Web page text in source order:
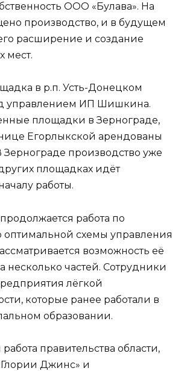
ООО «Булава». На
производство, и в будущем
расширение и создание
мест.
в р.п. Усть-Донецком
управлением ИП Шишкина.
площадки в Зернограде,
Егорлыкской арендованы
Зернограде производство уже
площадках идёт
работы.
работа по
схемы управления
возможность её
несколько частей. Сотрудники
лёгкой
которые ранее работали в
образовании.
правительства области,
Джинс» и